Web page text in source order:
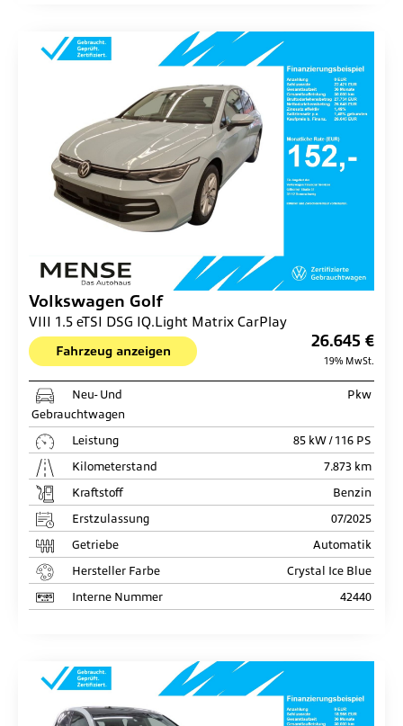
Volkswagen Golf
VIII 1.5 eTSI DSG IQ.Light Matrix CarPlay
Fahrzeug anzeigen
26.645 €
19% MwSt.
Neu- Und
Gebrauchtwagen
Pkw
Leistung
85 kW / 116 PS
Kilometerstand
7.873 km
Kraftstoff
Benzin
Erstzulassung
07/2025
Getriebe
Automatik
Hersteller Farbe
Crystal Ice Blue
Interne Nummer
42440